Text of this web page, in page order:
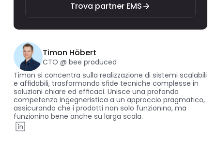
Timon Höbert
CTO @ bee produced
Timon si concentra sulla realizzazione di sistemi scalabili
e affidabili, trasformando sfide tecniche complesse in
soluzioni chiare ed efficaci. Unisce una profonda
competenza ingegneristica a un approccio pragmatico,
assicurando che i prodotti non solo funzionino, ma
funzionino bene anche su larga scala.
Trova partner EMS